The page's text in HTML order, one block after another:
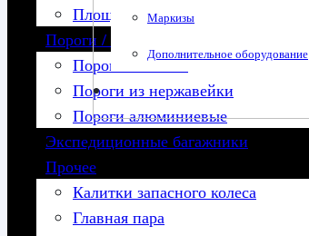
Маркизы
Дополнительное оборудование
Площадка под лебедку
Пороги / подножки
Пороги силовые
Пороги из нержавейки
Пороги алюминиевые
Экспедиционные багажники
Прочее
Калитки запасного колеса
Главная пара